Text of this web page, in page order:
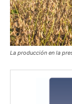
La producción en la